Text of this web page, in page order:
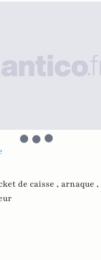
de caisse , arnaque ,